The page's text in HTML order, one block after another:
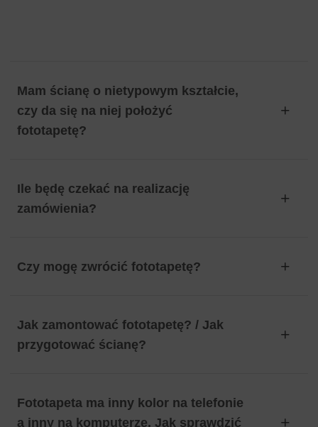
Mam ścianę o nietypowym kształcie,
czy da się na niej położyć
fototapetę?
Ile będę czekać na realizację
zamówienia?
Czy mogę zwrócić fototapetę?
Jak zamontować fototapetę? / Jak
przygotować ścianę?
Fototapeta ma inny kolor na telefonie
a inny na komputerze. Jak sprawdzić